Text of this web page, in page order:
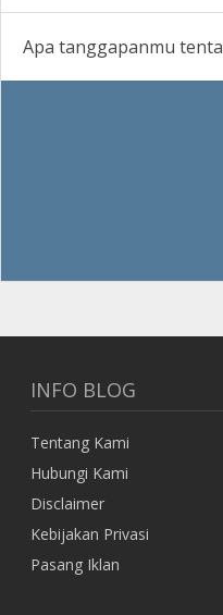
Apa tanggapanmu
INFO BLOG
Tentang Kami
Hubungi Kami
Disclaimer
Kebijakan Privasi
Pasang Iklan